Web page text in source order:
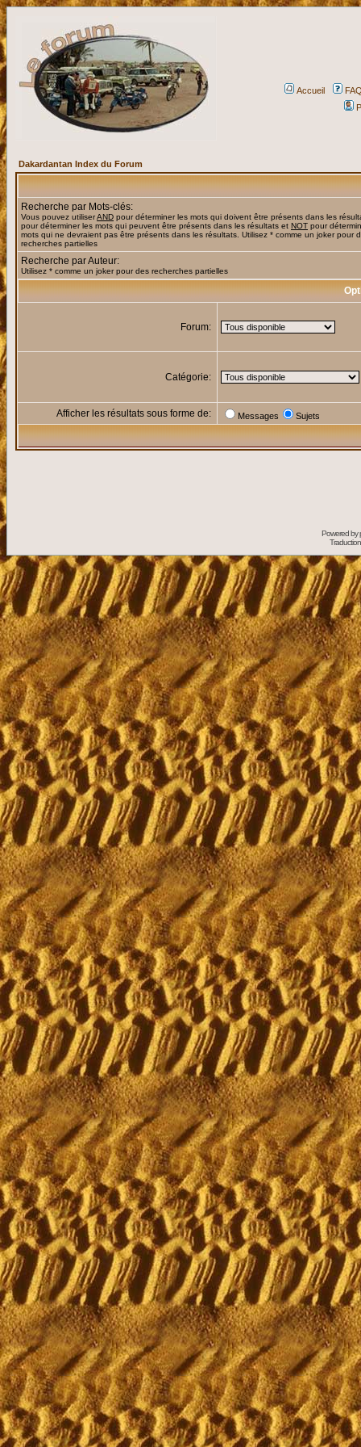
Accueil
Dakardantan Index du Forum
Recherche par Mots-clés:
Vous pouvez utiliserAND pour déterminer les mots qui doivent être présents dans les
pour déterminer les mots qui peuvent être présents dans les résultats et NOT pour
mots qui ne devraient pas être présents dans les résultats. Utilisez * comme un joker pour
recherches partielles
Recherche par Auteur:
Utilisez * comme un joker pour des recherches partielles
Forum:
Catégorie:
Afficher les résultats sous forme de: Messages Sujets
Powered by